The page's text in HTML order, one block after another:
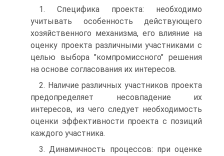
1. Специфика проекта: необходимо
учитывать особенность действующего
хозяйственного механизма, его влияние на
оценку проекта различными участниками с
целью выбора "компромиссного" решения
на основе согласования их интересов.
2. Наличие различных участников проекта
предопределяет несовпадение их
интересов, из чего следует необходимость
оценки эффективности проекта с позиций
каждого участника.
3. Динамичность процессов: при оценке